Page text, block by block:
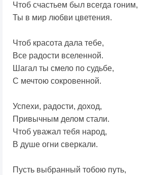
Чтоб счастьем был всегда гоним,
Ты в мир любви цветения.
Чтоб красота дала тебе,
Все радости вселенной.
Шагал ты смело по судьбе,
С мечтою сокровенной.
Успехи, радости, доход,
Привычным делом стали.
Чтоб уважал тебя народ,
В душе огни сверкали.
Пусть выбранный тобою путь,